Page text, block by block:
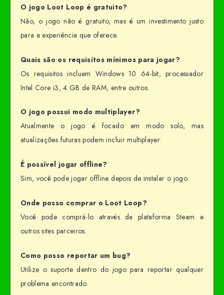
O jogo Loot Loop é gratuito?
Não, o jogo não é gratuito, mas é um investimento justo
para a experiência que oferece.
Quais são os requisitos mínimos para jogar?
Os requisitos incluem Windows 10 64-bit, processador
Intel Core i3, 4 GB de RAM, entre outros.
O jogo possui modo multiplayer?
Atualmente o jogo é focado em modo solo, mas
atualizações futuras podem incluir multiplayer.
É possível jogar offline?
Sim, você pode jogar offline depois de instalar o jogo.
Onde posso comprar o Loot Loop?
Você pode comprá-lo através da plataforma Steam e
outros sites parceiros.
Como posso reportar um bug?
Utilize o suporte dentro do jogo para reportar qualquer
problema encontrado.